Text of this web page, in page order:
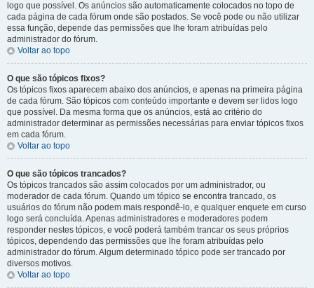
logo que possível. Os anúncios são automaticamente colocados no topo de
cada página de cada fórum onde são postados. Se você pode ou não utilizar
essa função, depende das permissões que lhe foram atribuídas pelo
administrador do fórum.
Voltar ao topo
O que são tópicos fixos?
Os tópicos fixos aparecem abaixo dos anúncios, e apenas na primeira página
de cada fórum. São tópicos com conteúdo importante e devem ser lidos logo
que possível. Da mesma forma que os anúncios, está ao critério do
administrador determinar as permissões necessárias para enviar tópicos fixos
em cada fórum.
Voltar ao topo
O que são tópicos trancados?
Os tópicos trancados são assim colocados por um administrador, ou
moderador de cada fórum. Quando um tópico se encontra trancado, os
usuários do fórum não podem mais respondê-lo, e qualquer enquete em curso
logo será concluída. Apenas administradores e moderadores podem
responder nestes tópicos, e você poderá também trancar os seus próprios
tópicos, dependendo das permissões que lhe foram atribuídas pelo
administrador do fórum. Algum determinado tópico pode ser trancado por
diversos motivos.
Voltar ao topo